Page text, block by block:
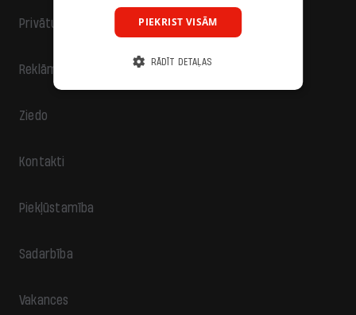
Privātuma politika
Reklāma
Ziedo
Kontakti
Piekļūstamība
Sadarbība
Vakances
PIEKRIST VISĀM
RĀDĪT DETAĻAS